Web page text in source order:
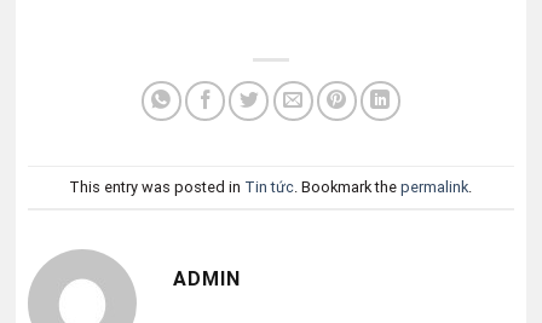
This entry was posted in Tin tức . Bookmark thepermalink
ADMIN